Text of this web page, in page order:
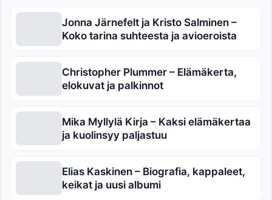
Jonna Järnefelt ja Kristo Salminen –
Koko tarina suhteesta ja avioeroista
Christopher Plummer – Elämäkerta,
elokuvat ja palkinnot
Mika Myllylä Kirja – Kaksi elämäkertaa
ja kuolinsyy paljastuu
Elias Kaskinen – Biografia, kappaleet,
keikat ja uusi albumi